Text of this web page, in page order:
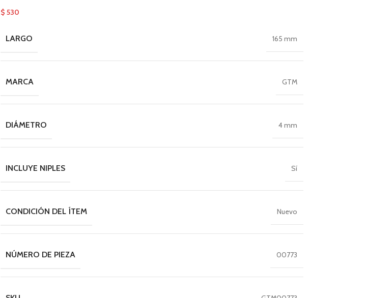
$ 530
LARGO 165 mm
MARCA GTM
DIÁMETRO 4 mm
INCLUYE NIPLES Sí
CONDICIÓN DEL ÍTEM Nuevo
NÚMERO DE PIEZA 00773